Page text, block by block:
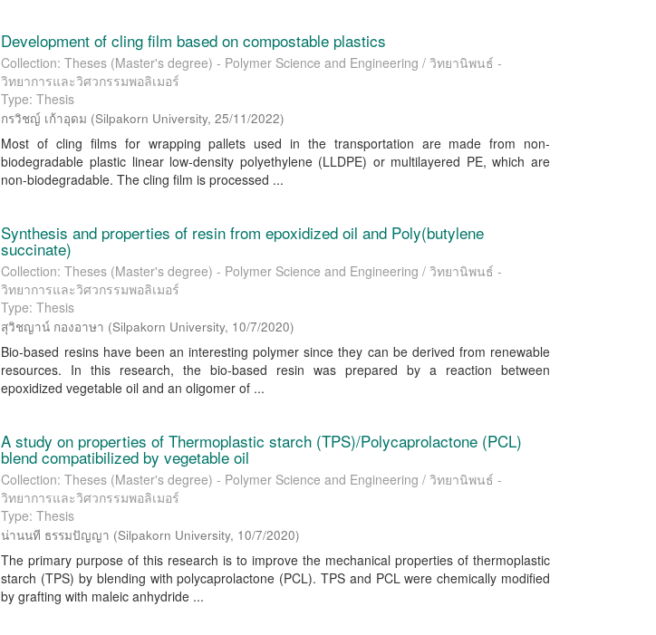
Development of cling film based on compostable plastics
Collection: Theses (Master's degree) - Polymer Science and Engineering / วิทยานิพนธ์ -
วิทยาการและวิศวกรรมพอลิเมอร์
Type: Thesis
กรวิชญ์ เก้าอุดม (Silpakorn University,25/11/2022)
Most of cling films for wrapping pallets used in the transportation are made from non-
biodegradable plastic linear low-density polyethylene (LLDPE) or multilayered PE, which are
non-biodegradable. The cling film is processed ...
Synthesis and properties of resin from epoxidized oil and Poly(butylene
succinate)
Collection: Theses (Master's degree) - Polymer Science and Engineering / วิทยานิพนธ์ -
วิทยาการและวิศวกรรมพอลิเมอร์
Type: Thesis
สุวิชญาน์ กองอาษา (Silpakorn University, 10/7/2020)
Bio-based resins have been an interesting polymer since they can be derived from renewable
resources. In this research, the bio-based resin was prepared by a reaction between
epoxidized vegetable oil and an oligomer of ...
A study on properties of Thermoplastic starch (TPS)/Polycaprolactone (PCL)
blend compatibilized by vegetable oil
Collection: Theses (Master's degree) - Polymer Science and Engineering / วิทยานิพนธ์ -
วิทยาการและวิศวกรรมพอลิเมอร์
Type: Thesis
น่านนที ธรรมปัญญา (Silpakorn University, 10/7/2020)
The primary purpose of this research is to improve the mechanical properties of thermoplastic
starch (TPS) by blending with polycaprolactone (PCL). TPS and PCL were chemically modified
by grafting with maleic anhydride ...